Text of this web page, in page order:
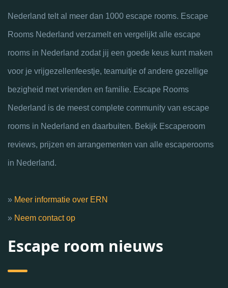
Nederland telt al meer dan 1000 escape rooms. Escape
Rooms Nederland verzamelt en vergelijkt alle escape
rooms in Nederland zodat jij een goede keus kunt maken
voor je vrijgezellenfeestje, teamuitje of andere gezellige
bezigheid met vrienden en familie. Escape Rooms
Nederland is de meest complete community van escape
rooms in Nederland en daarbuiten. Bekijk Escaperoom
reviews, prijzen en arrangementen van alle escaperooms
in Nederland.
» Meer informatie over ERN
» Neem contact op
Escape room nieuws